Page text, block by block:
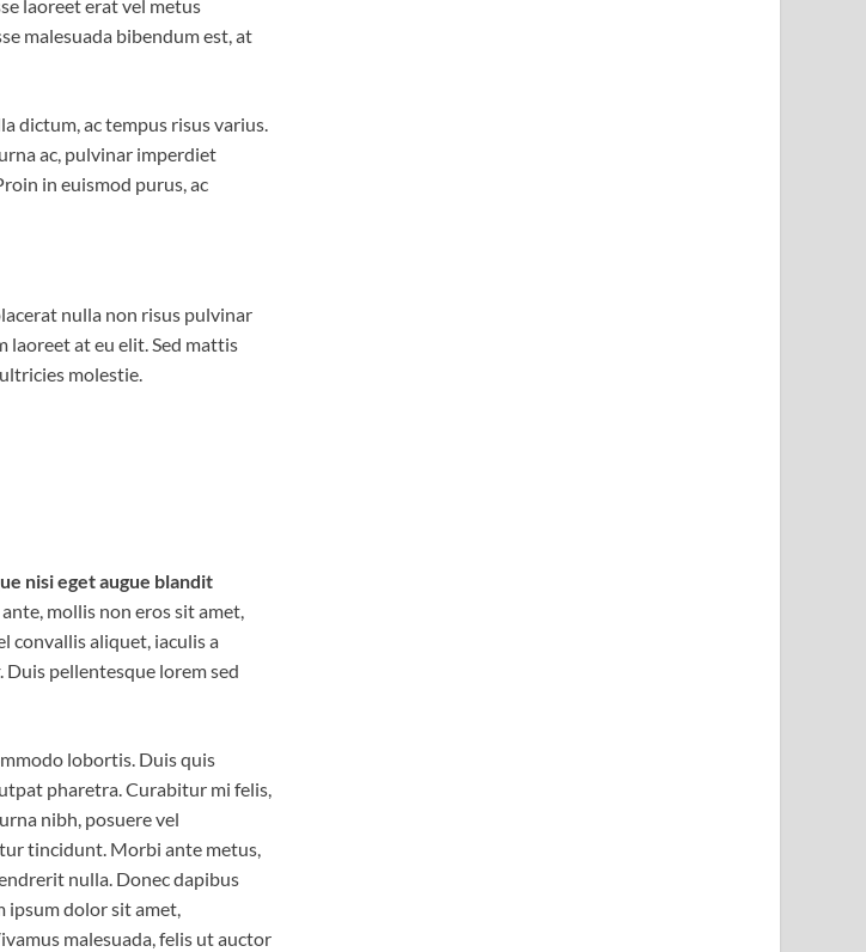
laoreet erat vel metus
malesuada bibendum est, at
dictum, ac tempus risus varius.
ac, pulvinar imperdiet
in euismod purus, ac
nulla non risus pulvinar
laoreet at eu elit. Sed mattis
molestie.
nisi eget augue blandit
mollis non eros sit amet,
convallis aliquet, iaculis a
. Duis pellentesque lorem sed
lobortis. Duis quis
pharetra. Curabitur mi felis,
nibh, posuere vel
tincidunt. Morbi ante metus,
nulla. Donec dapibus
ipsum dolor sit amet,
malesuada, felis ut auctor